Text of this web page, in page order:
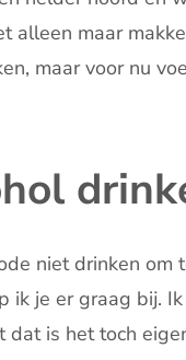
alleen maar
maar voor nu
niet drinken om
ik je er graag bij. Ik
is het toch